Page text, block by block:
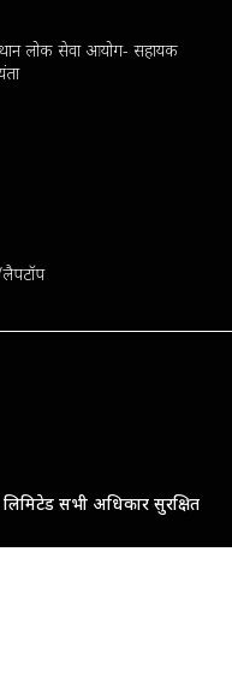
लोक सेवा आयोग- सहायक
लैपटॉप
सभी अधिकार सुरक्षित